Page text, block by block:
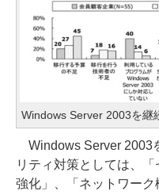
Windows Server 2003を継
Windows Server 2003
リティ対策としては、
強化」、「ネットワー